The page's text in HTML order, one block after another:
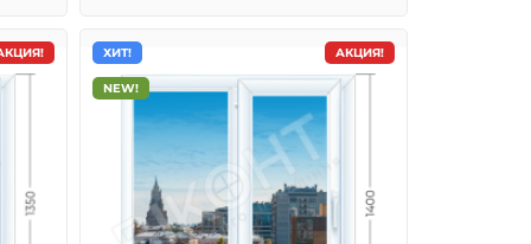
АКЦИЯ!
ХИТ!
NEW!